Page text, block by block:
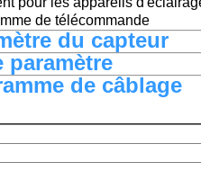
de télécommande
du capteur
paramètre
de câblage